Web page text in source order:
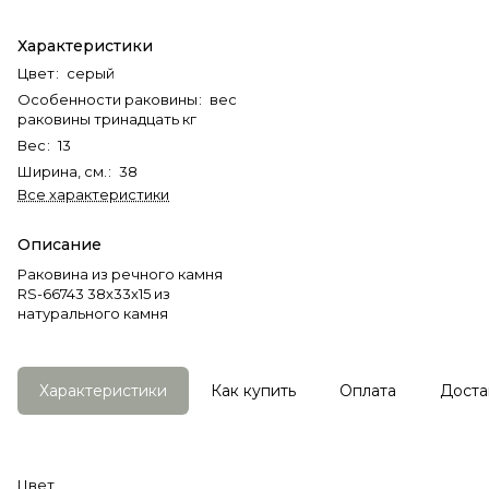
Характеристики
Цвет: серый
Особенности раковины: вес
раковины тринадцать кг
Вес: 13
Ширина, см. : 38
Все характеристики
Описание
Раковина из речного камня
RS-66743 38х33х15 из
натурального камня
Характеристики Как купить Оплата
Цвет